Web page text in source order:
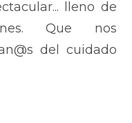
lleno de
Que nos
del cuidado